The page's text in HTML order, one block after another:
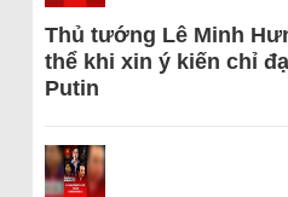
Thủ tướng Lê Minh
thể khi xin ý kiến chỉ
Putin